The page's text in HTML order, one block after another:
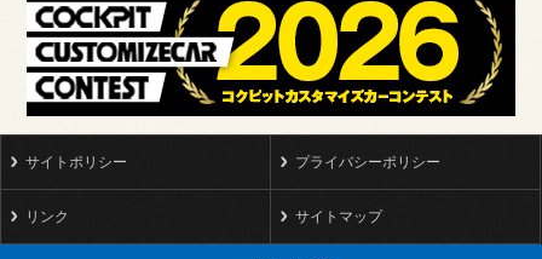
サイトポリシー プライバシーポリシー
リンク サイトマップ